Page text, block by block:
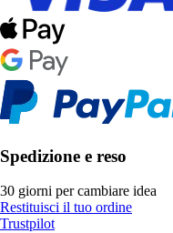
Spedizione e reso
30 giorni per cambiare idea
Restituisci il tuo ordine
Trustpilot